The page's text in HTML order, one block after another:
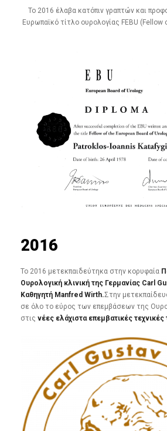
To 2016 έλαβα κατόπιν γραπτών και
Ευρωπαϊκό τίτλο ουρολογίας FEBU
2016
To 2016 μετεκπαιδεύτηκα στην κορυφαία
Ουρολογική κλινική της Γερμανίας Carl
Καθηγητή Manfred Wirth.Στην
σε όλο το εύρος των επεμβάσεων της
στις νέες ελάχιστα επεμβατικές